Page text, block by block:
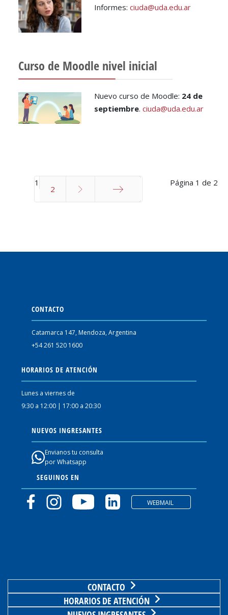
Informes:ciuda@uda.edu.ar
Curso de Moodle nivel inicial
Nuevo curso de Moodle: 24 de
septiembre.ciuda@uda.edu.ar
Página 1 de 2
1
2
CONTACTO
Catamarca 147, Mendoza, Argentina
+54 261 520 1600
HORARIOS DE ATENCIÓN
Lunes a viernes de
9:30 a 12:00 | 17:00 a 20:30
NUEVOS INGRESANTES
Envianos tu consulta
por Whatsapp
SEGUINOS EN
WEBMAIL
CONTACTO
HORARIOS DE ATENCIÓN